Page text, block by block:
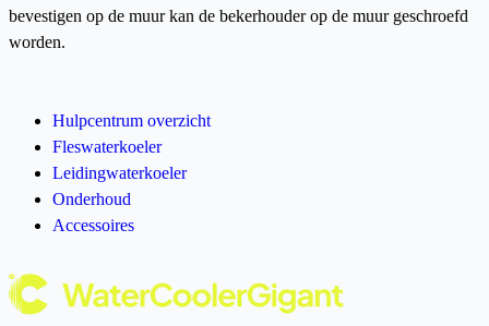
Hulpcentrum overzicht
Fleswaterkoeler
Leidingwaterkoeler
Onderhoud
Accessoires
bevestigen op de muur kan de bekerhouder op de muur geschroefd
worden.